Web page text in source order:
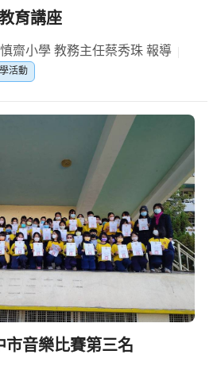
育講座
齋小學 教務主任蔡秀珠 報導
活動
市音樂比賽第三名